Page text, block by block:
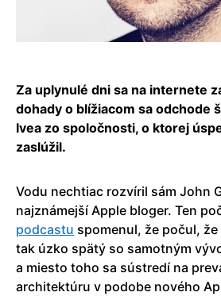
Za uplynulé dni sa na internete
dohady o blížiacom sa odchode
Ivea zo spoločnosti, o ktorej
zaslúžil.
Vodu nechtiac rozvíril sám John
najznámejší Apple bloger. Ten
podcastu spomenul, že počul,
tak úzko spätý so samotným
a miesto toho sa sústredí na
architektúru v podobe nového